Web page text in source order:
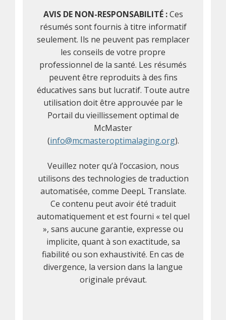
AVIS DE NON-RESPONSABILITÉ :Ces
résumés sont fournis à titre informatif
seulement. Ils ne peuvent pas remplacer
les conseils de votre propre
professionnel de la santé. Les résumés
peuvent être reproduits à des fins
éducatives sans but lucratif. Toute autre
utilisation doit être approuvée par le
Portail du vieillissement optimal de
McMaster
(info@mcmasteroptimalaging.org).
Veuillez noter qu’à l’occasion, nous
utilisons des technologies de traduction
automatisée, comme DeepL Translate.
Ce contenu peut avoir été traduit
automatiquement et est fourni « tel quel
», sans aucune garantie, expresse ou
implicite, quant à son exactitude, sa
fiabilité ou son exhaustivité. En cas de
divergence, la version dans la langue
originale prévaut.